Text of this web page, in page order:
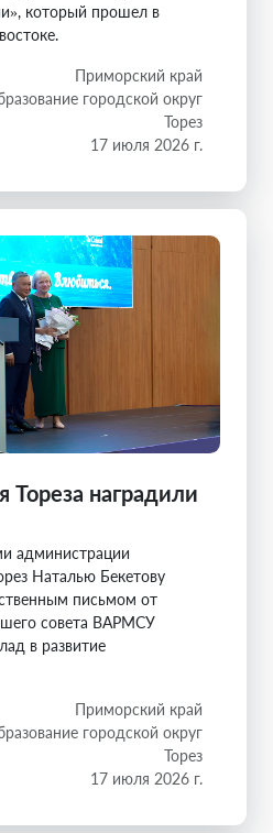
который прошел в
Приморский край
городской округ
Торез
17 июля 2026 г.
Тореза наградили
администрации
Наталью Бекетову
письмом от
совета ВАРМСУ
в развитие
Приморский край
городской округ
Торез
17 июля 2026 г.